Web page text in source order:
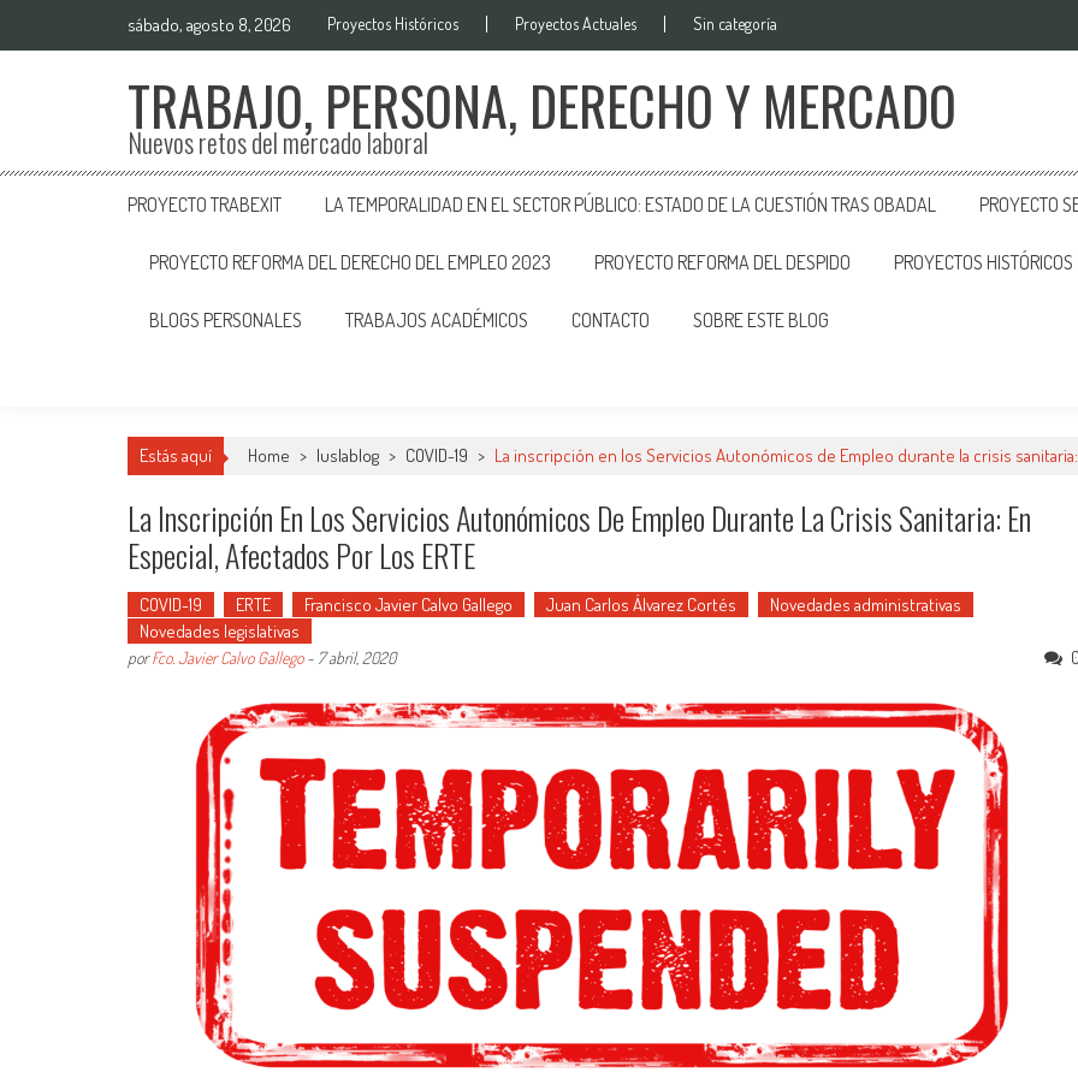
sábado, agosto 8, 2026 Proyectos Históricos Proyectos Actuales Sin categoría
TRABAJO, PERSONA, DERECHO Y MERCADO
Nuevos retos del mercado laboral
PROYECTO TRABEXIT LA TEMPORALIDAD EN EL SECTOR PÚBLICO: ESTADO DE LA CUESTIÓN TRAS OBADAL PROYECTO
PROYECTO REFORMA DEL DERECHO DEL EMPLEO 2023 PROYECTO REFORMA DEL DESPIDO PROYECTOS HISTÓRICOS
BLOGS PERSONALES TRABAJOS ACADÉMICOS CONTACTO SOBRE ESTE BLOG
Estás aquí Home > Iuslablog > COVID-19 > La inscripción en los Servicios Autonómicos de Empleo durante la crisis
La Inscripción En Los Servicios Autonómicos De Empleo Durante La Crisis Sanitaria: En
Especial, Afectados Por Los ERTE
COVID-19 ERTE Francisco Javier Calvo Gallego Juan Carlos Álvarez Cortés
Novedades administrativas
Novedades legislativas
porFco. Javier Calvo Gallego- 7 abril, 2020